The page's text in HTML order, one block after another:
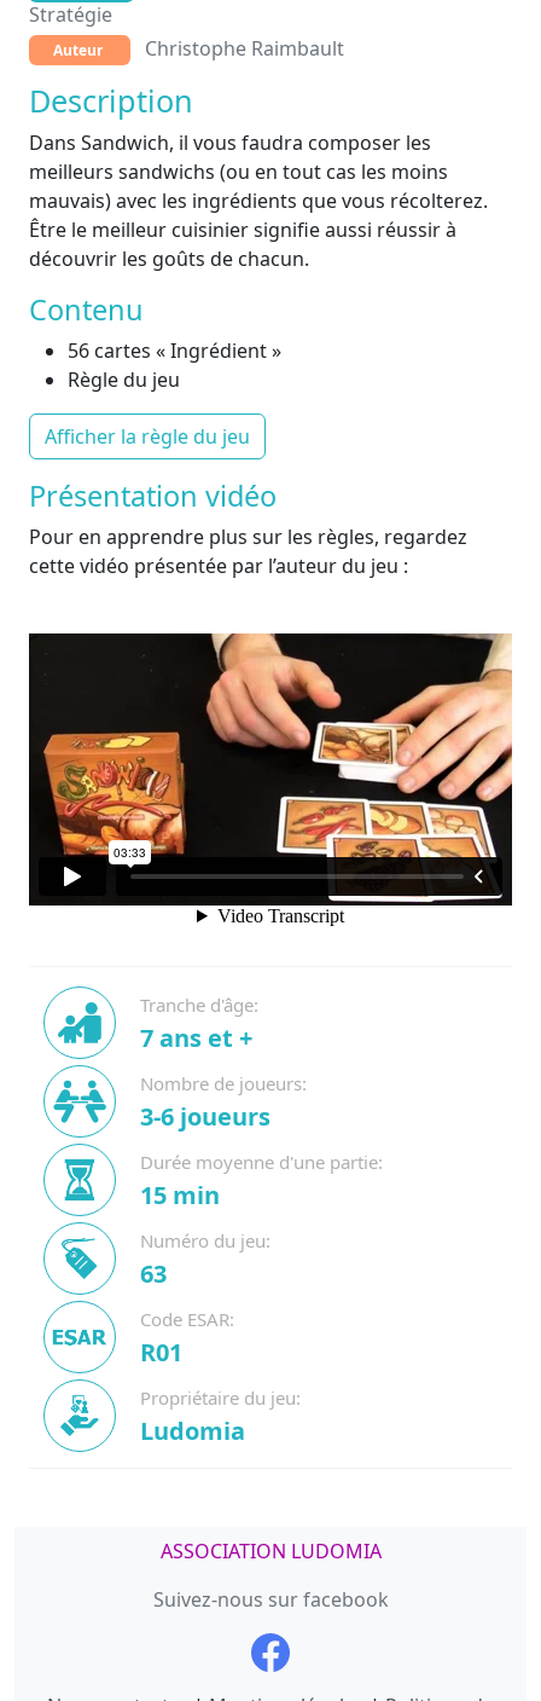
Stratégie
Auteur Christophe Raimbault
Description
Dans Sandwich, il vous faudra composer les
meilleurs sandwichs (ou en tout cas les moins
mauvais) avec les ingrédients que vous récolterez.
Être le meilleur cuisinier signifie aussi réussir à
découvrir les goûts de chacun.
Contenu
56 cartes « Ingrédient »
Règle du jeu
Afficher la règle du jeu
Présentation vidéo
Pour en apprendre plus sur les règles, regardez
cette vidéo présentée par l’auteur du jeu :
Tranche d'âge:
7 ans et +
Nombre de joueurs:
3-6 joueurs
Durée moyenne d'une partie:
15 min
Numéro du jeu:
63
Code ESAR:
R01
Propriétaire du jeu:
Ludomia
ASSOCIATION LUDOMIA
Suivez-nous sur facebook